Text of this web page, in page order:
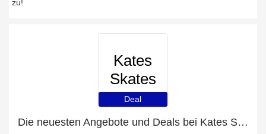
zu!
Kates
Skates
Deal
Die neuesten Angebote und Deals bei Kates Skates